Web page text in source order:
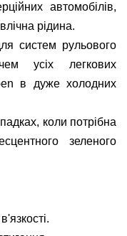
автомобілів,
рідина.
систем рульового
усіх легкових
в дуже холодних
коли потрібна
зеленого